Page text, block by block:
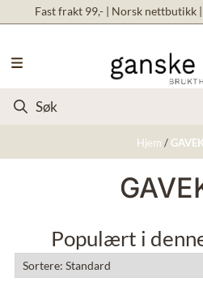
Hopp til innhold
Fast frakt 99,- | Norsk nettbutikk
Hjem /
Populært i